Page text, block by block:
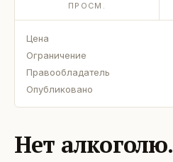
ПРОСМ.
Цена
Ограничение
Правообладатель
Опубликовано
Нет алкоголю.